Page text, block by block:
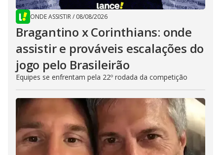
ONDE ASSISTIR/ 08/08/2026
Bragantino x Corinthians: onde
assistir e prováveis escalações do
jogo pelo Brasileirão
Equipes se enfrentam pela 22º rodada da competição